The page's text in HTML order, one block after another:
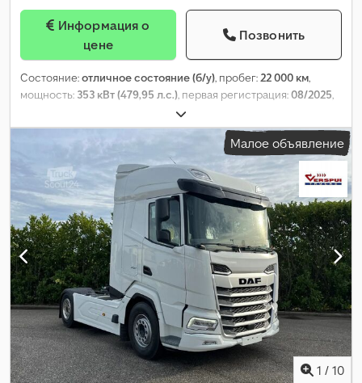
цене
Позвонить
Состояние:отличное состояние (б/у), пробег:22 000 км,
мощность: 353 кВт (479,95 л.с.), первая регистрация:08/2025,
, размер шины:
осей:4x2, колесная база:3 800 мм, топливо:дизель, цвет:
, кабина водителя:спальный отсек (кабина), тип
автоматический, количество передач:12
, класс
выбросов:Евро 6 , подвеска: другое, допустимая нагрузка на
ось (ось 1): 8 000 кг , допустимая нагрузка на ось (ось 2):13 000
кг, Год выпуска: 2025
Малое объявление
1 / 10